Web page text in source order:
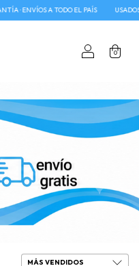
EL PAÍS USADOS PREMIUM · 3
0